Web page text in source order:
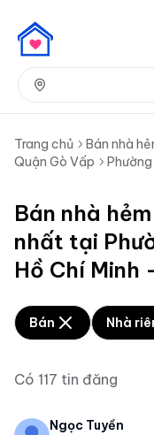
Trang chủ Bán nhà
Quận Gò Vấp
Phường
Bán nhà
nhất tại
Hồ Chí
Bán Nhà
Có 117 tin đăng
Ngọc Tuyền